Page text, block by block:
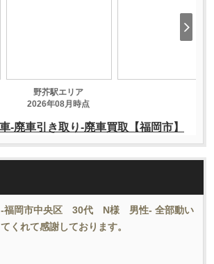
-福岡市中央区 30代 N様 男性- 全部動い
てくれて感謝しております。